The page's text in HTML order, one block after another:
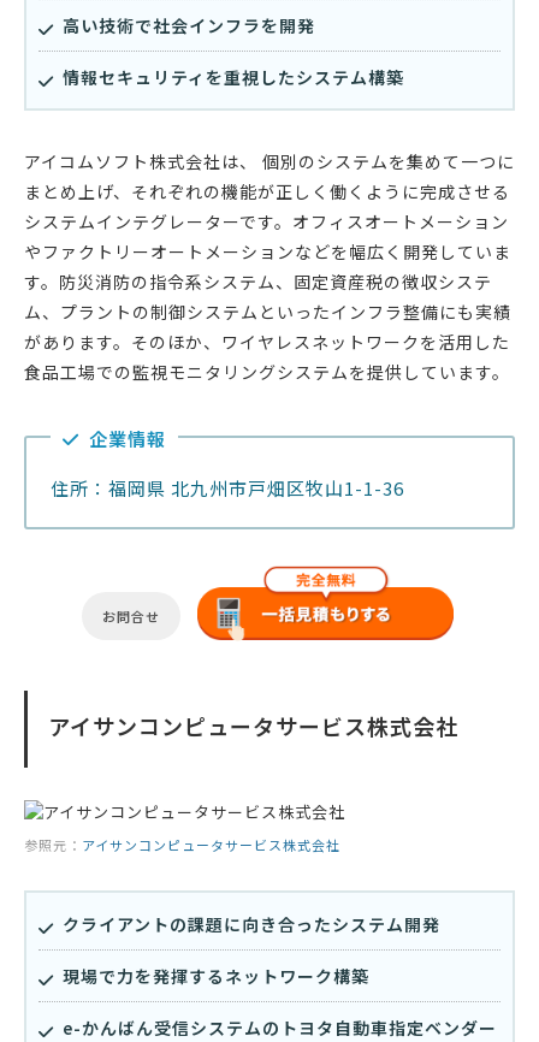
高い技術で社会インフラを開発
情報セキュリティを重視したシステム構築
アイコムソフト株式会社は、 個別のシステムを集めて一つに
まとめ上げ、それぞれの機能が正しく働くように完成させる
システムインテグレーターです。オフィスオートメーション
やファクトリーオートメーションなどを幅広く開発していま
す。防災消防の指令系システム、固定資産税の徴収システ
ム、プラントの制御システムといったインフラ整備にも実績
があります。そのほか、ワイヤレスネットワークを活用した
食品工場での監視モニタリングシステムを提供しています。
企業情報
住所：福岡県 北九州市戸畑区牧山1-1-36
お問合せ
アイサンコンピュータサービス株式会社
参照元： アイサンコンピュータサービス株式会社
クライアントの課題に向き合ったシステム開発
現場で力を発揮するネットワーク構築
e-かんばん受信システムのトヨタ自動車指定ベンダー